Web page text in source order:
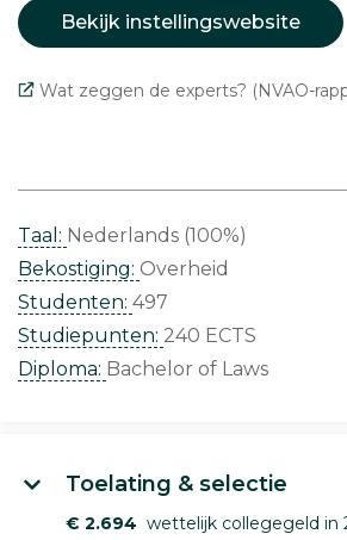
Bekijk instellingswebsite
Wat zeggen de experts? (NVAO-
Taal: Nederlands (100%)
Bekostiging: Overheid
Studenten: 497
Studiepunten: 240 ECTS
Diploma: Bachelor of Laws
Toelating & selectie
€ 2.694 wettelijk collegegeld in